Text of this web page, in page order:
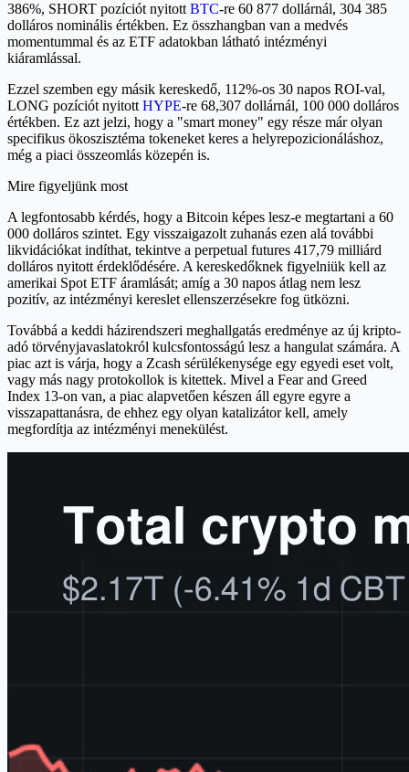
386%, SHORT pozíciót nyitott BTC-re 60 877 dollárnál, 304 385
dolláros nominális értékben. Ez összhangban van a medvés
momentummal és az ETF adatokban látható intézményi
kiáramlással.
Ezzel szemben egy másik kereskedő, 112%-os 30 napos ROI-val,
LONG pozíciót nyitott HYPE-re 68,307 dollárnál, 100 000 dolláros
értékben. Ez azt jelzi, hogy a "smart money" egy része már olyan
specifikus ökoszisztéma tokeneket keres a helyrepozicionáláshoz,
még a piaci összeomlás közepén is.
Mire figyeljünk most
A legfontosabb kérdés, hogy a Bitcoin képes lesz-e megtartani a 60
000 dolláros szintet. Egy visszaigazolt zuhanás ezen alá további
likvidációkat indíthat, tekintve a perpetual futures 417,79 milliárd
dolláros nyitott érdeklődésére. A kereskedőknek figyelniük kell az
amerikai Spot ETF áramlását; amíg a 30 napos átlag nem lesz
pozitív, az intézményi kereslet ellenszerzésekre fog ütközni.
Továbbá a keddi házirendszeri meghallgatás eredménye az új kripto-
adó törvényjavaslatokról kulcsfontosságú lesz a hangulat számára. A
piac azt is várja, hogy a Zcash sérülékenysége egy egyedi eset volt,
vagy más nagy protokollok is kitettek. Mivel a Fear and Greed
Index 13-on van, a piac alapvetően készen áll egyre egyre a
visszapattanásra, de ehhez egy olyan katalizátor kell, amely
megfordítja az intézményi menekülést.